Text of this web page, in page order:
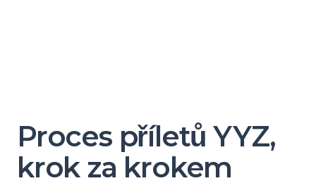
Proces příletů YYZ,
krok za krokem